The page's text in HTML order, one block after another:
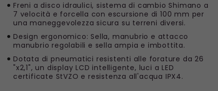
Freni a disco idraulici, sistema di cambio Shimano a
7 velocità e forcella con escursione di 100 mm per
una maneggevolezza sicura su terreni diversi.
Design ergonomico: Sella, manubrio e attacco
manubrio regolabili e sella ampia e imbottita.
Dotata di pneumatici resistenti alle forature da 26
"x2,1", un display LCD intelligente, luci a LED
certificate StVZO e resistenza all'acqua IPX4.